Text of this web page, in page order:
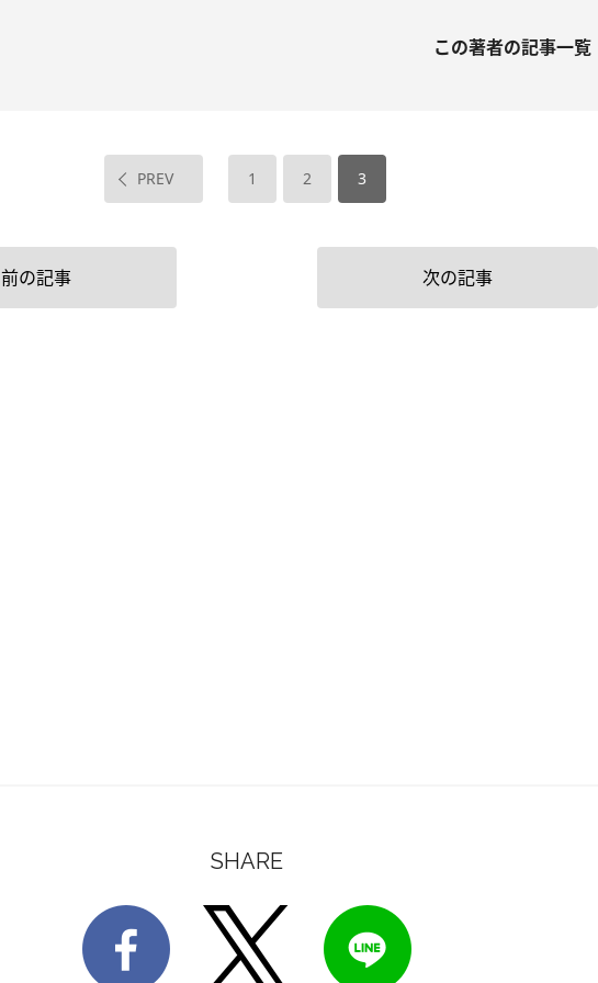
この著者の記事一覧
PREV 1 2 3
前の記事 次の記事
SHARE